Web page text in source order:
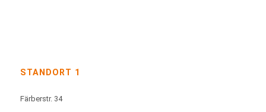
STANDORT 1
Färberstr. 34